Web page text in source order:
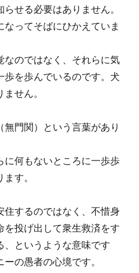
せる必要はありません。
ってそばにひかえていま
なのではなく、それらに気
歩を歩んでいるのです。犬
せん。
門関）という言葉があり
に何もないところに一歩歩
す。
住するのではなく、不惜身
を投げ出して衆生救済をす
、というような意味です
の愚者の心境です。